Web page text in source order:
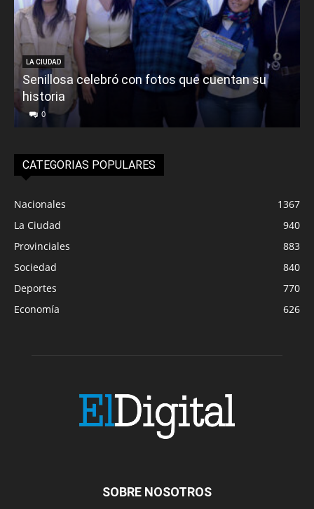
LA CIUDAD
Senillosa celebró con fotos que cuentan su
historia
0
CATEGORIAS POPULARES
Nacionales
1367
La Ciudad
940
Provinciales
883
Sociedad
840
Deportes
770
Economía
626
SOBRE NOSOTROS